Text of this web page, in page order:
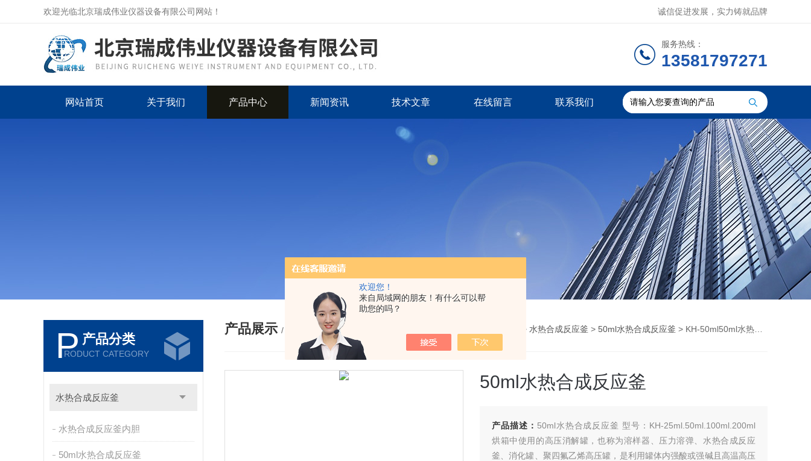
欢迎您！
来自局域网的朋友！有什么可以帮
助您的吗？
欢迎光临北京瑞成伟业仪器设备有限公司网站！ 诚信促进发展，实力铸就品牌
服务热线：
13581797271
网站首页 关于我们 产品中心 新闻资讯 技术文章 在线留言 联系我们
P 产品分类
RODUCT CATEGORY
水热合成反应釜
水热合成反应釜内胆
50ml水热合成反应釜
产品展示 / PRODUCTS > 水热合成反应釜 > 50ml水热合成反应釜 > KH-50ml50ml水热合成反应釜
50ml水热合成反应釜
产品描述： 50ml水热合成反应釜 型号：KH-25ml.50ml.100ml.200ml
烘箱中使用的高压消解罐，也称为溶样器、压力溶弹、水热合成反应
釜、消化罐、聚四氟乙烯高压罐，是利用罐体内强酸或强碱且高温高压